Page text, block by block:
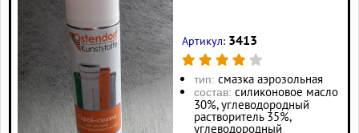
Артикул: 3413
тип: смазка аэрозольная
состав: силиконовое масло
30%, углеводородный
растворитель 35%,
углеводородный